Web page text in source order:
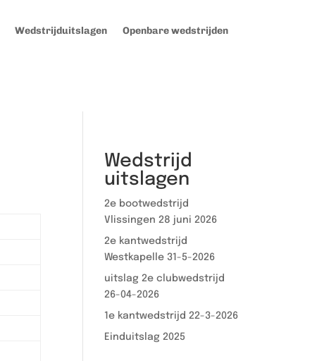
Wedstrijduitslagen Openbare wedstrijden
Wedstrijd
uitslagen
2e bootwedstrijd
Vlissingen 28 juni 2026
2e kantwedstrijd
Westkapelle 31-5-2026
uitslag 2e clubwedstrijd
26-04-2026
1e kantwedstrijd 22-3-2026
Einduitslag 2025